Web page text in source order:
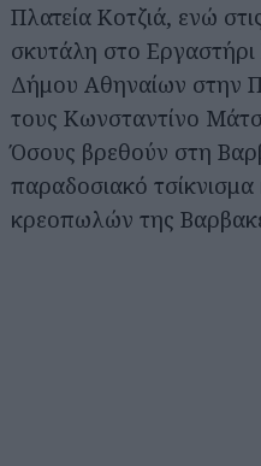
Πλατεία Κοτζιά, ενώ
σκυτάλη στο
Δήμου Αθηναίων στην
τους Κωνσταντίνο
Όσους βρεθούν στη
παραδοσιακό
κρεοπωλών της